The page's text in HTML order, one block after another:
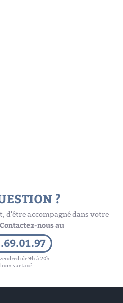
?
d'être accompagné dans votre
Contactez-nous au
de 9h à 20h
non surtaxé